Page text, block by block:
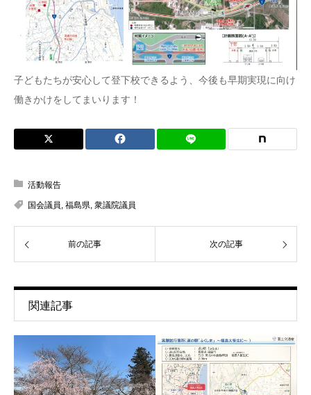
子どもたちが安心して登下校できるよう、今後も早期実現に向け
働きかけをしてまいります！
活動報告
国会議員 福島県 衆議院議員
前の記事 次の記事
関連記事